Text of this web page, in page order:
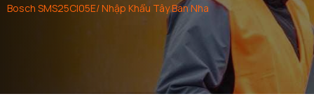
Bosch SMS25CI05E/ Nhập Khẩu Tây Ban Nha